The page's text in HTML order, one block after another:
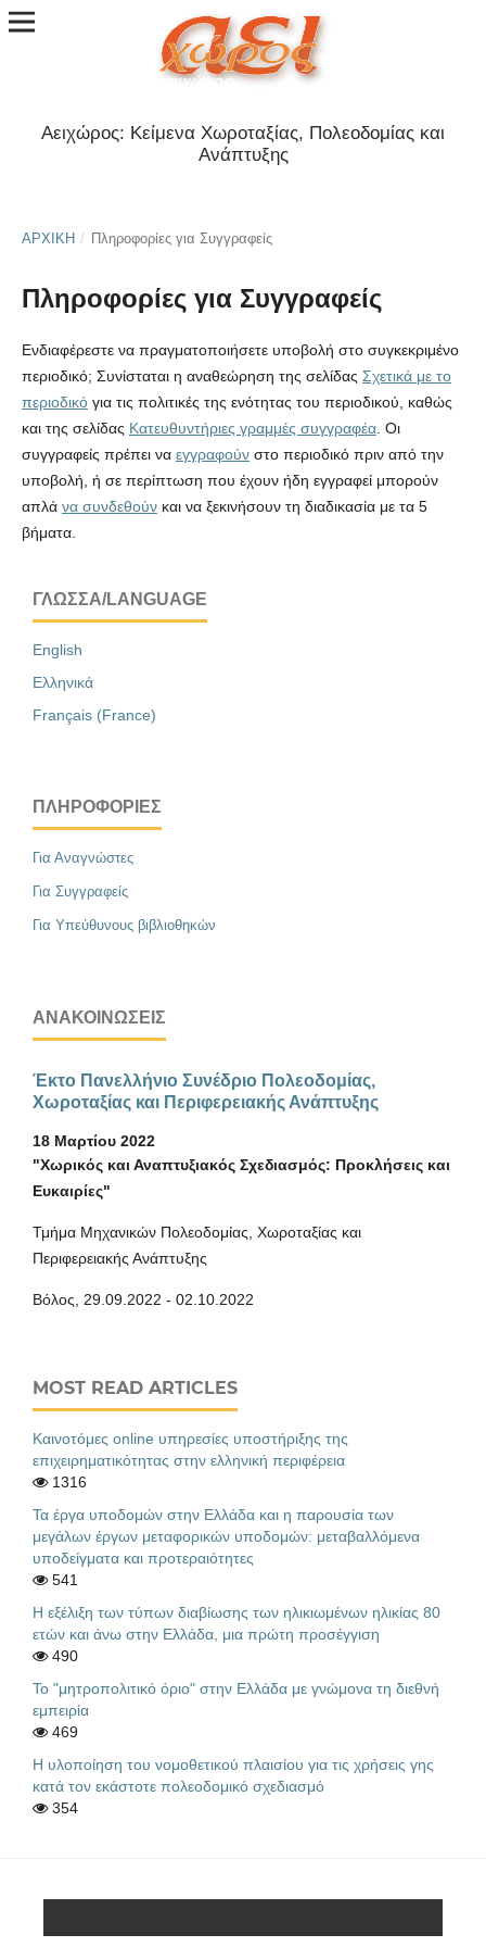
Αειχώρος: Κείμενα Χωροταξίας, Πολεοδομίας και
Ανάπτυξης
ΑΡΧΙΚΉ / Πληροφορίες για Συγγραφείς
Πληροφορίες για Συγγραφείς
Ενδιαφέρεστε να πραγματοποιήσετε υποβολή στο συγκεκριμένο
περιοδικό; Συνίσταται η αναθεώρηση της σελίδας Σχετικά με το
περιοδικόγια τις πολιτικές της ενότητας του περιοδικού, καθώς
και της σελίδας Κατευθυντήριες γραμμές συγγραφέα. Οι
συγγραφείς πρέπει να εγγραφούνστο περιοδικό πριν από την
υποβολή, ή σε περίπτωση που έχουν ήδη εγγραφεί μπορούν
απλά να συνδεθούνκαι να ξεκινήσουν τη διαδικασία με τα 5
βήματα.
ΓΛΏΣΣΑ/LANGUAGE
English
Ελληνικά
Français (France)
ΠΛΗΡΟΦΟΡΊΕΣ
Για Αναγνώστες
Για Συγγραφείς
Για Υπεύθυνους βιβλιοθηκών
ΑΝΑΚΟΙΝΏΣΕΙΣ
Έκτο Πανελλήνιο Συνέδριο Πολεοδομίας,
Χωροταξίας και Περιφερειακής Ανάπτυξης
18 Μαρτίου 2022
"Χωρικός και Αναπτυξιακός Σχεδιασμός: Προκλήσεις και
Ευκαιρίες"
Τμήμα Μηχανικών Πολεοδομίας, Χωροταξίας και
Περιφερειακής Ανάπτυξης
Βόλος, 29.09.2022 - 02.10.2022
MOST READ ARTICLES
Καινοτόμες online υπηρεσίες υποστήριξης της
επιχειρηματικότητας στην ελληνική περιφέρεια
1316
Τα έργα υποδομών στην Ελλάδα και η παρουσία των
μεγάλων έργων μεταφορικών υποδομών: μεταβαλλόμενα
υποδείγματα και προτεραιότητες
541
Η εξέλιξη των τύπων διαβίωσης των ηλικιωμένων ηλικίας 80
ετών και άνω στην Ελλάδα, μια πρώτη προσέγγιση
490
Το "μητροπολιτικό όριο" στην Ελλάδα με γνώμονα τη διεθνή
εμπειρία
469
Η υλοποίηση του νομοθετικού πλαισίου για τις χρήσεις γης
κατά τον εκάστοτε πολεοδομικό σχεδιασμό
354